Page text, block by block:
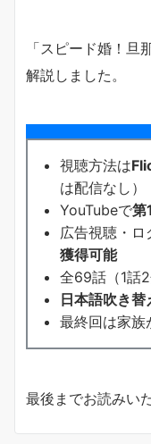
「スピード婚！旦
解説しました。
視聴方法は
は配信なし）
YouTubeで第
広告視聴・
獲得可能
全69話（1話
日本語吹き替
最終回は家族
最後までお読みい